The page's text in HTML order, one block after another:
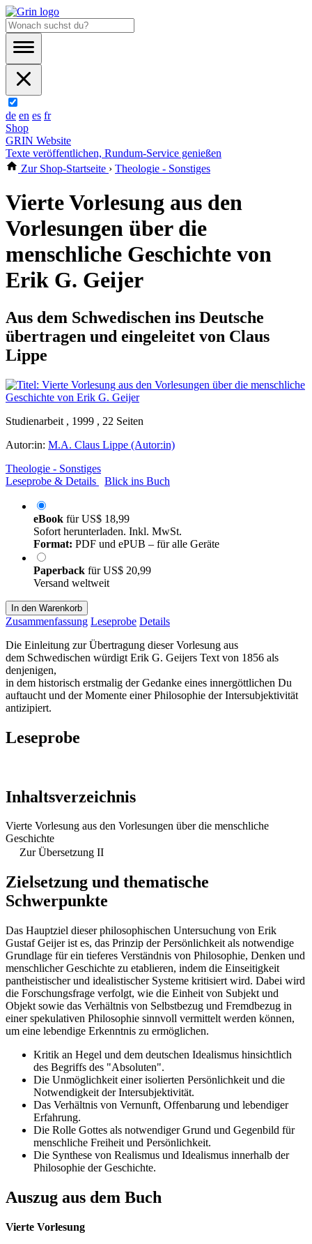
de en es fr
Shop
GRIN Website
Texte veröffentlichen, Rundum-Service genießen
Zur Shop-Startseite › Theologie - Sonstiges
Vierte Vorlesung aus den
Vorlesungen über die
menschliche Geschichte von
Erik G. Geijer
Aus dem Schwedischen ins Deutsche
übertragen und eingeleitet von Claus
Lippe
Studienarbeit , 1999 , 22 Seiten
Autor:in: M.A. Claus Lippe (Autor:in)
Theologie - Sonstiges
Leseprobe & Details
Blick ins Buch
eBook fürUS$ 18,99
Sofort herunterladen. Inkl. MwSt.
Format: PDF und ePUB – für alle Geräte
Paperback fürUS$ 20,99
Versand weltweit
In den Warenkorb
Zusammenfassung Leseprobe Details
Die Einleitung zur Übertragung dieser Vorlesung aus
dem Schwedischen würdigt Erik G. Geijers Text von 1856 als
denjenigen,
in dem historisch erstmalig der Gedanke eines innergöttlichen Du
auftaucht und der Momente einer Philosophie der Intersubjektivität
antizipiert.
Leseprobe
Inhaltsverzeichnis
Vierte Vorlesung aus den Vorlesungen über die menschliche
Geschichte
Zur Übersetzung II
Zielsetzung und thematische
Schwerpunkte
Das Hauptziel dieser philosophischen Untersuchung von Erik
Gustaf Geijer ist es, das Prinzip der Persönlichkeit als notwendige
Grundlage für ein tieferes Verständnis von Philosophie, Denken und
menschlicher Geschichte zu etablieren, indem die Einseitigkeit
pantheistischer und idealistischer Systeme kritisiert wird. Dabei wird
die Forschungsfrage verfolgt, wie die Einheit von Subjekt und
Objekt sowie das Verhältnis von Selbstbezug und Fremdbezug in
einer spekulativen Philosophie sinnvoll vermittelt werden können,
um eine lebendige Erkenntnis zu ermöglichen.
Kritik an Hegel und dem deutschen Idealismus hinsichtlich
des Begriffs des "Absoluten".
Die Unmöglichkeit einer isolierten Persönlichkeit und die
Notwendigkeit der Intersubjektivität.
Das Verhältnis von Vernunft, Offenbarung und lebendiger
Erfahrung.
Die Rolle Gottes als notwendiger Grund und Gegenbild für
menschliche Freiheit und Persönlichkeit.
Die Synthese von Realismus und Idealismus innerhalb der
Philosophie der Geschichte.
Auszug aus dem Buch
Vierte Vorlesung